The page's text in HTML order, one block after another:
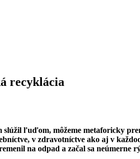
recyklácia
ľuďom, môžeme metaforicky
v zdravotníctve ako aj v
na odpad a začal sa